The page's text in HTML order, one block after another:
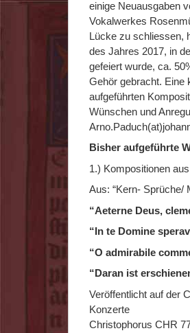
einige Neuausgaben
Vokalwerkes
Lücke zu schliessen,
des Jahres 2017, in
gefeiert wurde, ca.
Gehör gebracht. Eine
aufgeführten
Wünschen und
Bisher aufgeführte
1.) Kompositionen
Aus: “Kern- Sprüche/
“Aeterne Deus,
“In te Domine
“O admirabile
“Daran ist
Veröffentlicht auf der
Konzerte
Christophorus CHR